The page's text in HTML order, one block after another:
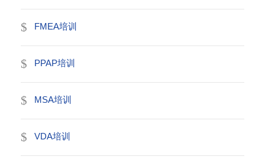
FMEA培训
PPAP培训
MSA培训
VDA培训